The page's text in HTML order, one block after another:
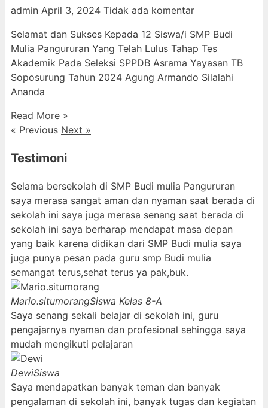
admin April 3, 2024 Tidak ada komentar
Selamat dan Sukses Kepada 12 Siswa/i SMP Budi
Mulia Pangururan Yang Telah Lulus Tahap Tes
Akademik Pada Seleksi SPPDB Asrama Yayasan TB
Soposurung Tahun 2024 Agung Armando Silalahi
⁠Ananda
Read More »
« Previous Next »
Testimoni
Selama bersekolah di SMP Budi mulia Pangururan
saya merasa sangat aman dan nyaman saat berada di
sekolah ini saya juga merasa senang saat berada di
sekolah ini saya berharap mendapat masa depan
yang baik karena didikan dari SMP Budi mulia saya
juga punya pesan pada guru smp Budi mulia
semangat terus,sehat terus ya pak,buk.
Mario.situmorangSiswa Kelas 8-A
Saya senang sekali belajar di sekolah ini, guru
pengajarnya nyaman dan profesional sehingga saya
mudah mengikuti pelajaran
DewiSiswa
Saya mendapatkan banyak teman dan banyak
pengalaman di sekolah ini, banyak tugas dan kegiatan